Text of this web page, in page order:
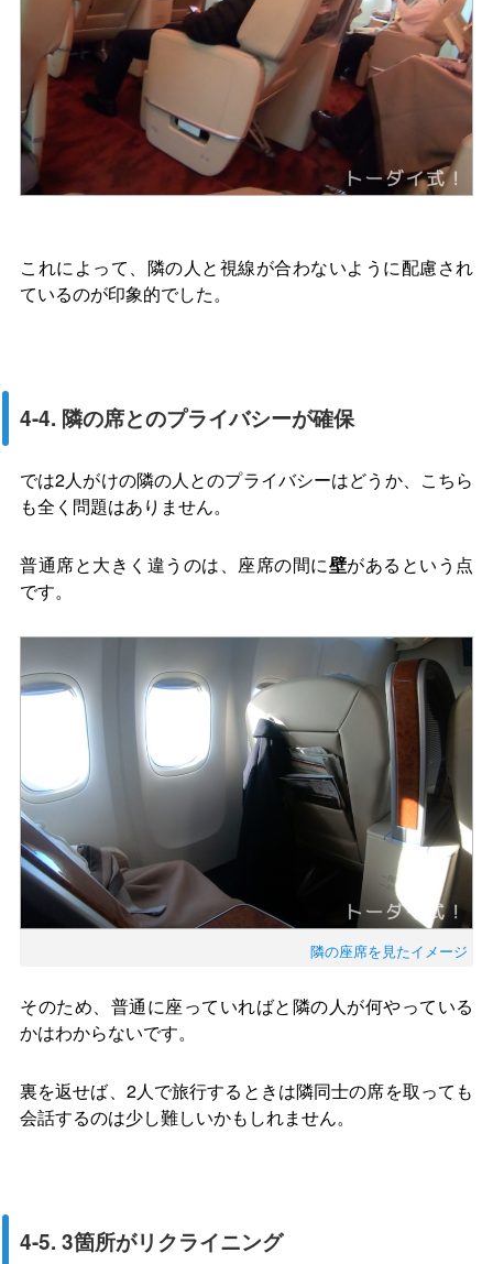
これによって、隣の人と視線が合わないように配慮され
ているのが印象的でした。
4-4. 隣の席とのプライバシーが確保
では2人がけの隣の人とのプライバシーはどうか、こちら
も全く問題はありません。
普通席と大きく違うのは、座席の間に壁があるという点
です。
隣の座席を見たイメージ
そのため、普通に座っていればと隣の人が何やっている
かはわからないです。
裏を返せば、2人で旅行するときは隣同士の席を取っても
会話するのは少し難しいかもしれません。
4-5. 3箇所がリクライニング